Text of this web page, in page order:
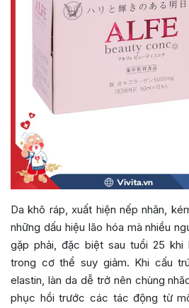
Da khô ráp, xuất hiện nếp nhăn,
những dấu hiệu lão hóa mà nhiều
gặp phải, đặc biệt sau tuổi 25 khi
trong cơ thể suy giảm. Khi cấu
elastin, làn da dễ trở nên chùng
phục hồi trước các tác động từ